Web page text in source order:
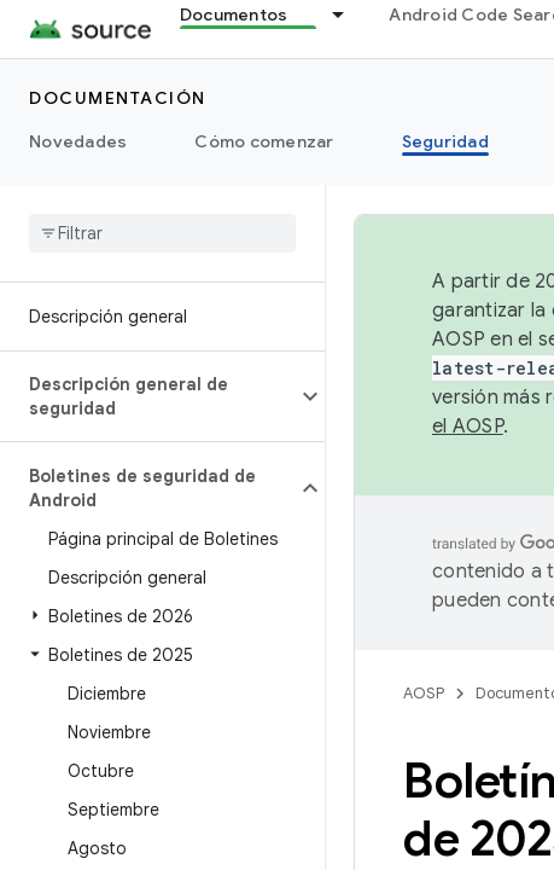
Documentos Android Code
DOCUMENTACIÓN
Novedades
Cómo comenzar Seguridad
Descripción general
Descripción general de
seguridad
Boletines de seguridad de
Android
Página principal de Boletines
Descripción general
Boletines de 2026
Boletines de 2025
Diciembre
Noviembre
Octubre
Septiembre
Agosto
A partir de
garantizar la
AOSP en el
latest-
versión más
el AOSP.
contenido a
pueden
AOSP
de